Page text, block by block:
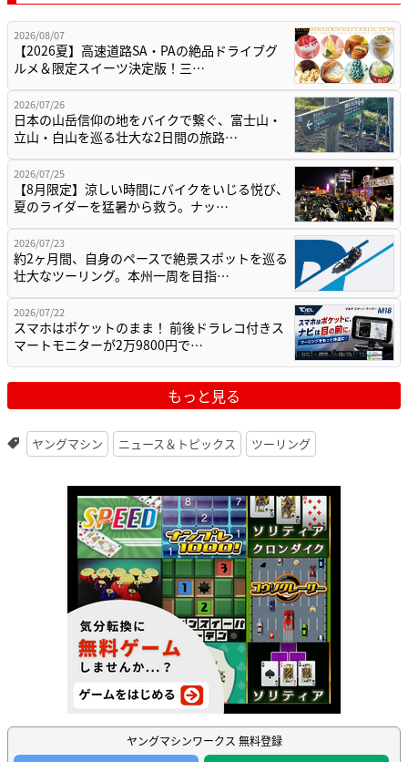
2026/08/07
【2026夏】高速道路SA・PAの絶品ドライブグ
ルメ＆限定スイーツ決定版！三…
2026/07/26
日本の山岳信仰の地をバイクで繋ぐ、富士山・
立山・白山を巡る壮大な2日間の旅路…
2026/07/25
【8月限定】涼しい時間にバイクをいじる悦び、
夏のライダーを猛暑から救う。ナッ…
2026/07/23
約2ヶ月間、自身のペースで絶景スポットを巡る
壮大なツーリング。本州一周を目指…
2026/07/22
スマホはポケットのまま！ 前後ドラレコ付きス
マートモニターが2万9800円で…
もっと見る
ヤングマシン ニュース＆トピックス ツーリング
ヤングマシンワークス 無料登録